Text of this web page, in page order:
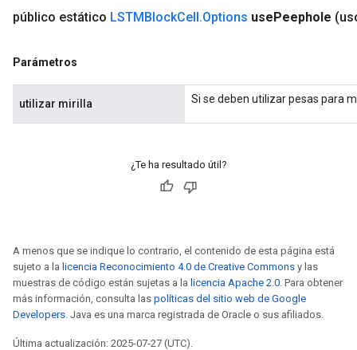
público estático LSTMBlockCell.Options usePeephole
Parámetros
utilizar mirilla Si se deben utilizar pesas para
¿Te ha resultado útil?
A menos que se indique lo contrario, el contenido de esta página está
sujeto a la licencia Reconocimiento 4.0 de Creative Commons y las
muestras de código están sujetas a la licencia Apache 2.0. Para obtener
más información, consulta las políticas del sitio web de Google
Developers. Java es una marca registrada de Oracle o sus afiliados.
Última actualización: 2025-07-27 (UTC).